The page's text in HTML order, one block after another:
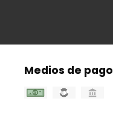
Medios de pago